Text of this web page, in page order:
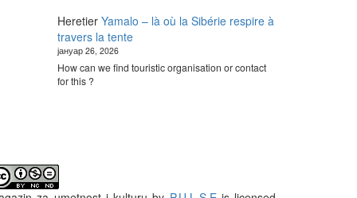
Heretier Yamalo – là où la Sibérie respire à
travers la tente
јануар 26, 2026
How can we find touristic organisation or contact
for this ?